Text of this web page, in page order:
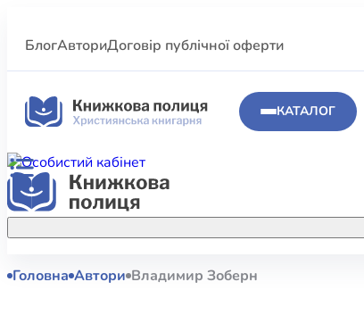
БлогАвториДоговір публічної оферти
КАТАЛОГ
Акційні пропозиції
Головна Автори Владимир Зоберн